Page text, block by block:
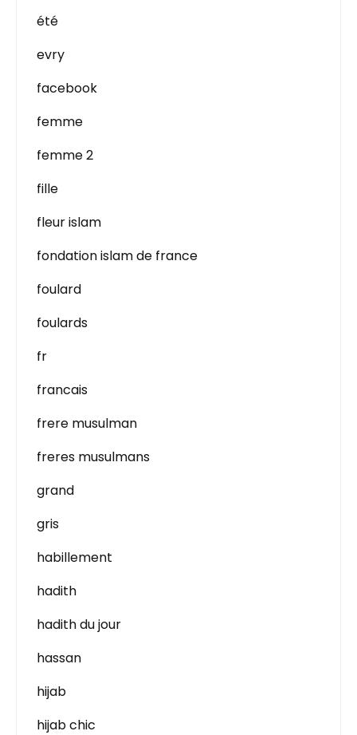
été
evry
facebook
femme
femme 2
fille
fleur islam
fondation islam de france
foulard
foulards
fr
francais
frere musulman
freres musulmans
grand
gris
habillement
hadith
hadith du jour
hassan
hijab
hijab chic